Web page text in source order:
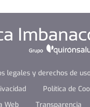
legales y derechos de
Política de
Web
Transparencia